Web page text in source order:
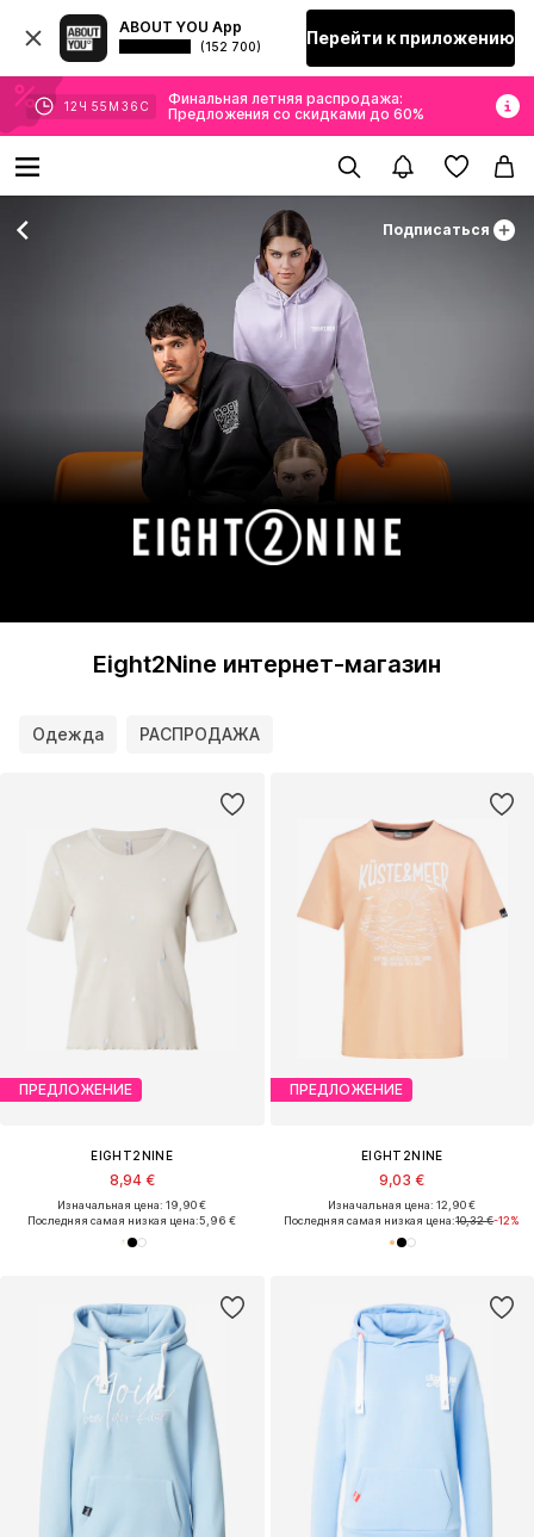
ABOUT YOU App
(152 700) Перейти к приложению
12 Ч 55 М 35 С
Финальная летняя распродажа:
Предложения со скидками до 60%
Подписаться
Eight2Nine интернет-магазин
Одежда РАСПРОДАЖА
ПРЕДЛОЖЕНИЕ
EIGHT2NINE
8,94 €
Изначальная цена: 19,90 €
Последняя самая низкая цена:5,96 €
ПРЕДЛОЖЕНИЕ
EIGHT2NINE
9,03 €
Изначальная цена: 12,90 €
Последняя самая низкая цена:10,32 €-12%